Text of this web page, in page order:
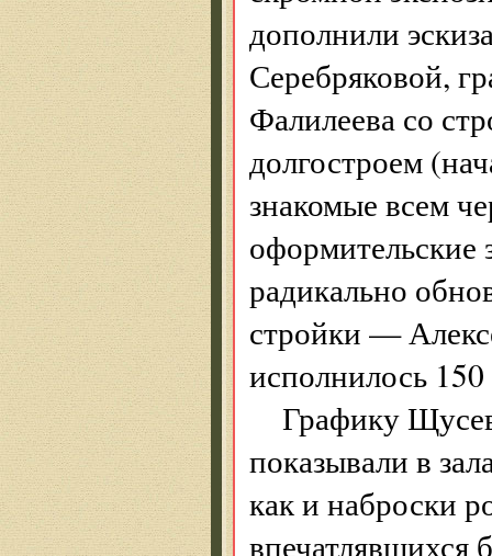
дополнили
Серебряковой,
Фалилеева со
долгостроем
знакомые всем
оформительские
радикально
стройки —
исполнилось 150
Графику
показывали в
как и наброски
впечатлявшихся